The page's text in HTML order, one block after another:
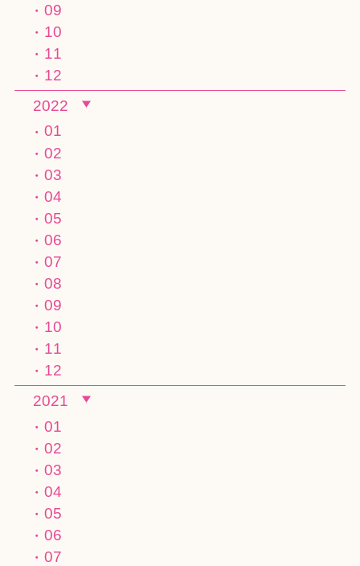
09
10
11
12
2022
01
02
03
04
05
06
07
08
09
10
11
12
2021
01
02
03
04
05
06
07